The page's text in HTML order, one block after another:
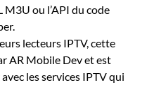
M3U ou l’API du code
lecteurs IPTV, cette
AR Mobile Dev et est
les services IPTV qui